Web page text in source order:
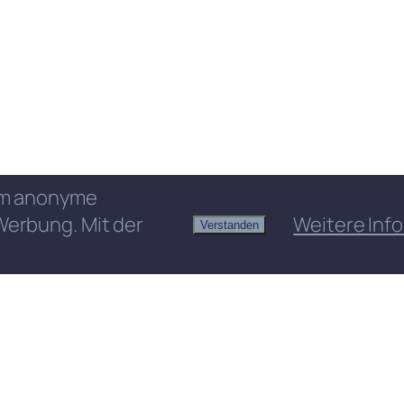
anonyme
Mit der
Verstanden Weitere